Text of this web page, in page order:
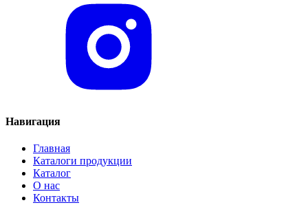
Навигация
Главная
Каталоги продукции
Каталог
О нас
Контакты